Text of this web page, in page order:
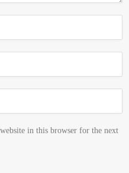
in this browser for the next